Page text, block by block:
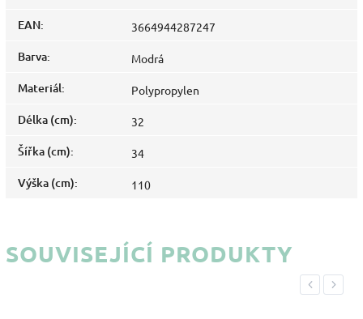
EAN: 3664944287247
Barva: Modrá
Materiál: Polypropylen
Délka (cm): 32
Šířka (cm): 34
Výška (cm): 110
SOUVISEJÍCÍ PRODUKTY
Previous
Next